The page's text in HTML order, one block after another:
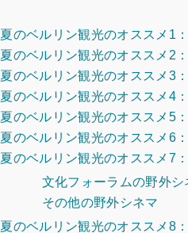
夏のベルリン観光のオススメ1
夏のベルリン観光のオススメ2
夏のベルリン観光のオススメ3
夏のベルリン観光のオススメ4
夏のベルリン観光のオススメ5
夏のベルリン観光のオススメ6
夏のベルリン観光のオススメ7
文化フォーラムの野外シ
その他の野外シネマ
夏のベルリン観光のオススメ8